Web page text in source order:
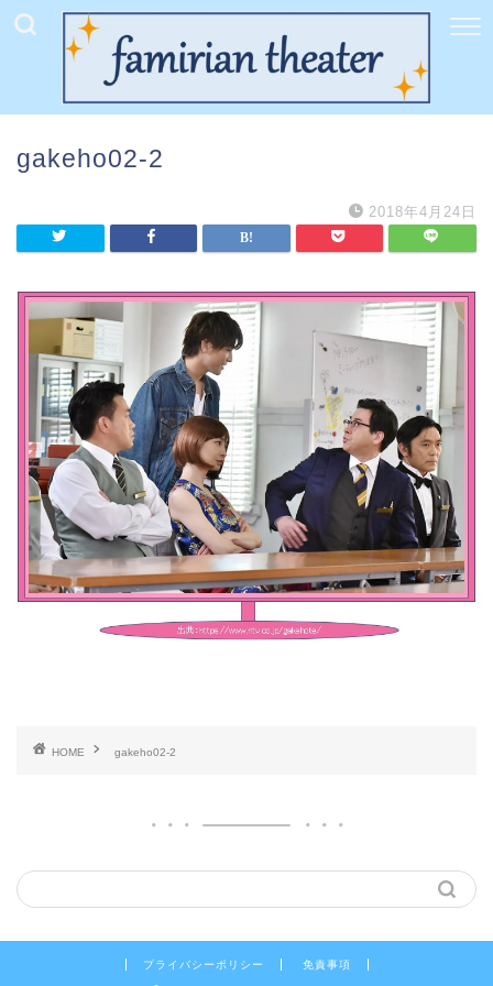
gakeho02-2
2018年4月24日
HOME gakeho02-2
プライバシーポリシー 免責事項